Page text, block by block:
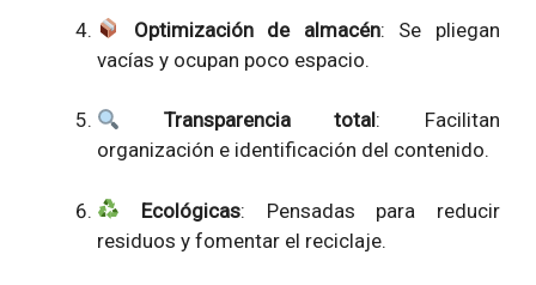
Optimización de almacén: Se pliegan
vacías y ocupan poco espacio.
Transparencia total: Facilitan
organización e identificación del contenido.
Ecológicas: Pensadas para reducir
residuos y fomentar el reciclaje.